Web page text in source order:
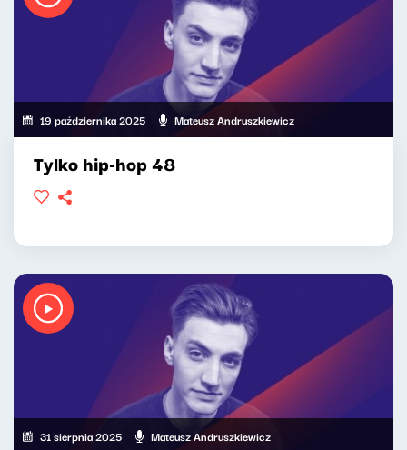
19 października 2025 Mateusz Andruszkiewicz
Tylko hip-hop 48
31 sierpnia 2025 Mateusz Andruszkiewicz